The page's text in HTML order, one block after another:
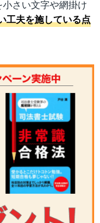
さい文字や網掛け
工夫を施している点